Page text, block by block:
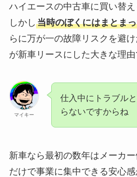
ハイエースの中古車に買い替え
しかし 当時のぼくにはまとま
らに万が一の故障リスクを避
が新車リースにした大きな理由
マイキー
仕入中にトラブル
らないですからね
新車なら最初の数年はメーカ
だけで事業に集中できる安心感